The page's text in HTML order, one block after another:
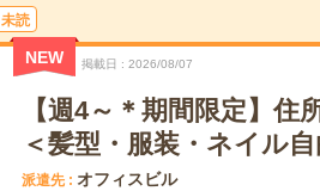
未読
NEW 掲載日 2026/08/07
【週4～＊期間限定】
＜髪型・服装・ネイル自
派遣先 オフィスビル